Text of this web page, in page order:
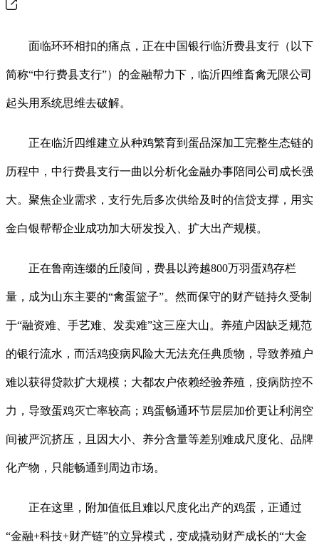
面临环环相扣的痛点，正在中国银行临沂费县支行（以下
简称“中行费县支行”）的金融帮力下，临沂四维畜禽无限公司
起头用系统思维去破解。
正在临沂四维建立从种鸡繁育到蛋品深加工完整生态链的
历程中，中行费县支行一曲以分析化金融办事陪同公司成长强
大。聚焦企业需求，支行先后多次供给及时的信贷支撑，用实
金白银帮帮企业成功加大研发投入、扩大出产规模。
正在鲁南连缀的丘陵间，费县以跨越800万羽蛋鸡存栏
量，成为山东主要的“禽蛋篮子”。然而保守的财产链持久受制
于“融资难、手艺难、发卖难”这三座大山。养殖户因缺乏规范
的银行流水，而活鸡疫病风险大无法充任典质物，导致养殖户
难以获得贷款扩大规模；大都农户依赖经验养殖，疫病防控不
力，导致蛋鸡灭亡率较高；鸡蛋畅通环节层层加价更让利润空
间被严沉挤压，且因大小、养分含量等差别难成尺度化、品牌
化产物，只能畅通到周边市场。
正在这里，附加值低且难以尺度化出产的鸡蛋，正通过
“金融+科技+财产链”的立异模式，变成撬动财产成长的“大金